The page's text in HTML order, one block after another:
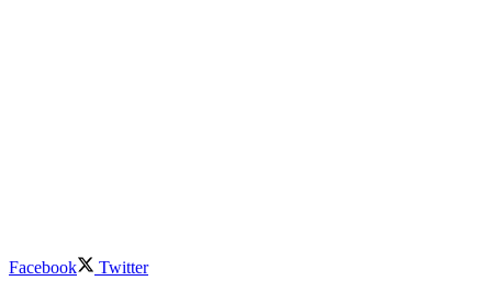
Facebook
Twitter